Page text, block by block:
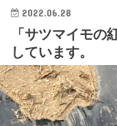
2022.06.28
「サツマイモの
しています。